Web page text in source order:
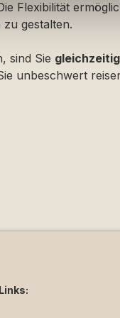
Flexibilität
gestalten.
sind Sie
unbeschwert